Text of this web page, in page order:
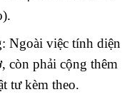
Ngoài việc tính diện
còn phải cộng thêm
tư kèm theo.